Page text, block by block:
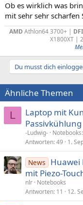
Ob es wirklich was
mit sehr sehr scharfen
AMD Athlon64 3700+ | DFI
X1800XT |
Du musst dich
Ähnliche Themen
L
Laptop mit
Passivkühlung
-Ludwig-
Antworten 49 1.
News
Huawei
mit Piezo-
nlr Notebooks
Antworten 11 12.